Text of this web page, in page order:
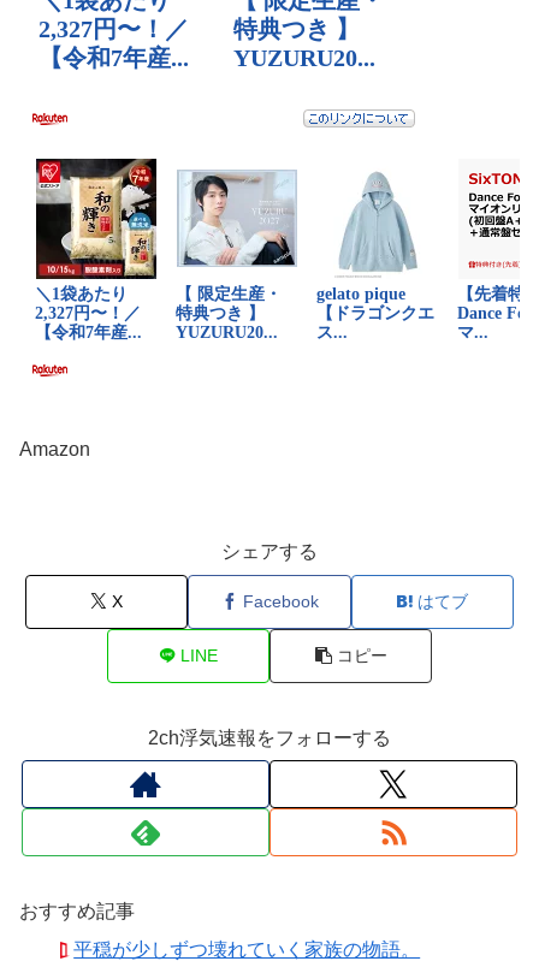
Amazon
シェアする
X Facebook はてブ
LINE コピー
2ch浮気速報をフォローする
おすすめ記事
平穏が少しずつ壊れていく家族の物語。